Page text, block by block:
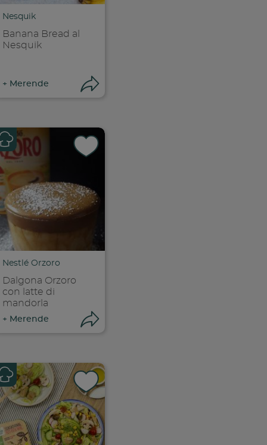
condivisione
su facebook
link
Nesquik
Banana Bread al
Nesquik
+ Merende
Condividi su
Copia link
condivisione
Nestlé Orzoro
Dalgona Orzoro
con latte di
mandorla
+ Merende